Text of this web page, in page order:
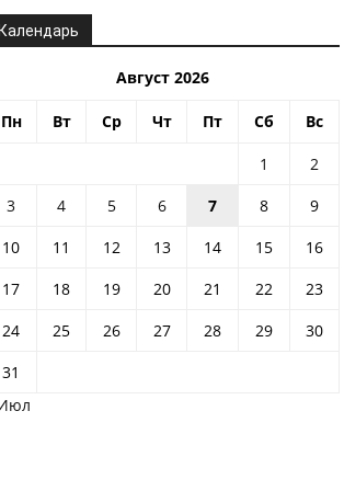
Август 2026
Пн Вт Ср Чт Пт Сб Вс
1
2
3
4 5 6 7 8
9
10
11 12 13 14 15
16
17
18 19 20 21 22
23
24
25 26 27 28 29
30
31